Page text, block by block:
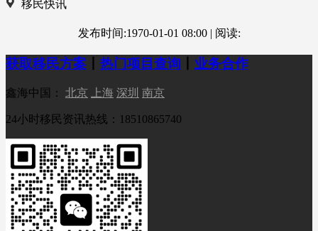
移民快讯
发布时间:1970-01-01 08:00 | 阅读:
获取移民方案 热门项目查询 业务合作
鑫海中国： 北京 上海 深圳 南京
24小时移民资讯热线：18510865740